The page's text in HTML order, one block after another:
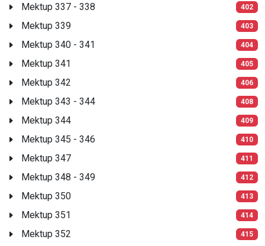
Mektup 337 - 338 402
Mektup 339 403
Mektup 340 - 341 404
Mektup 341 405
Mektup 342 406
Mektup 343 - 344 408
Mektup 344 409
Mektup 345 - 346 410
Mektup 347 411
Mektup 348 - 349 412
Mektup 350 413
Mektup 351 414
Mektup 352 415